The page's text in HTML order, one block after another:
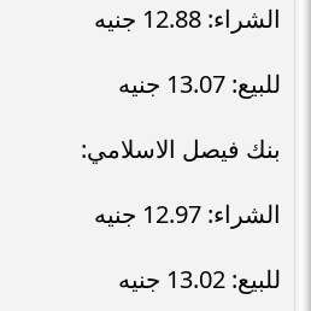
الشراء: 12.88 جنيه
للبيع: 13.07 جنيه
بنك فيصل الاسلامي:
الشراء: 12.97 جنيه
للبيع: 13.02 جنيه